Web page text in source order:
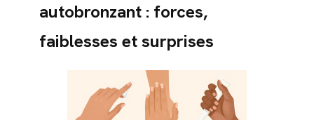
autobronzant : forces,
faiblesses et surprises